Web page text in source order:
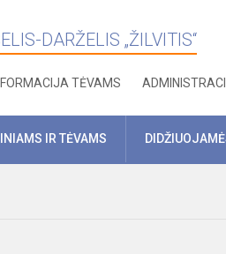
DARŽELIS „ŽILVITIS“
TĖVAMS
IR TĖVAMS